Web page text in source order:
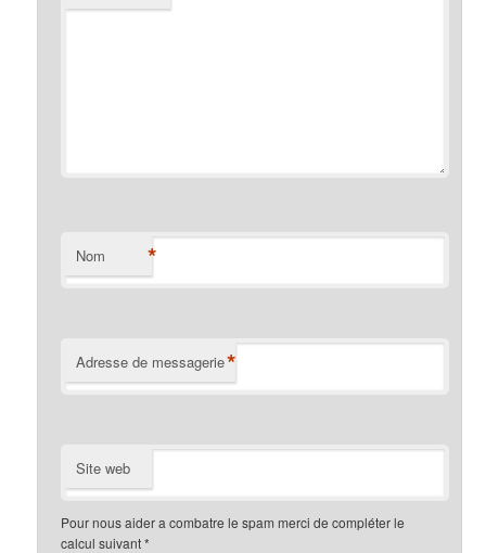
Nom *
Adresse de messagerie*
Site web
Pour nous aider a combatre le spam merci de compléter le
calcul suivant*